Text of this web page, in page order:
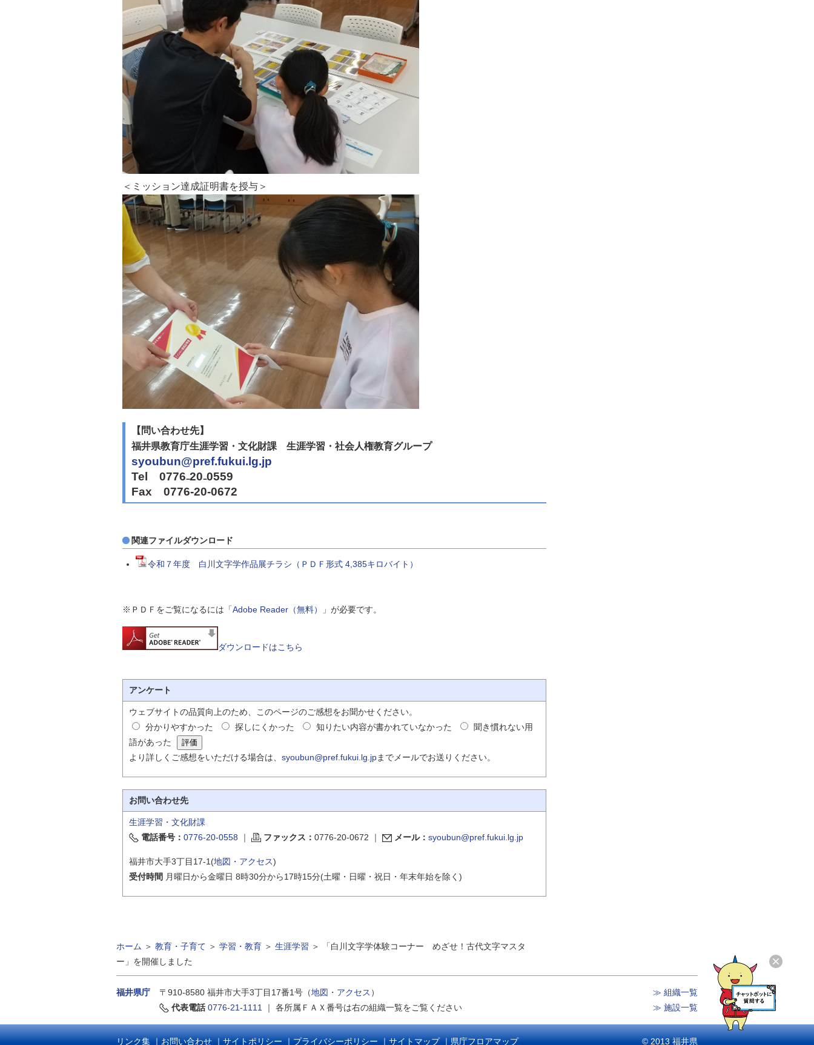
＜ミッション達成証明書を授与＞
【問い合わせ先】
福井県教育庁生涯学習・文化財課 生涯学習・社会人権教育グループ
syoubun@pref.fukui.lg.jp
Tel 0776₋20₋0559
Fax 0776-20-0672
関連ファイルダウンロード
令和７年度 白川文字学作品展チラシ（ＰＤＦ形式 4,385キロバイト）
※ＰＤＦをご覧になるには「Adobe Reader（無料） 」が必要です。
ダウンロードはこちら
アンケート
ウェブサイトの品質向上のため、このページのご感想をお聞かせください。
分かりやすかった
探しにくかった 知りたい内容が書かれていなかった
聞き慣れない用
語があった
より詳しくご感想をいただける場合は、 syoubun@pref.fukui.lg.jpまでメールでお送りください。
お問い合わせ先
生涯学習・文化財課
電話番号： 0776-20-0558 ｜ ファックス： 0776-20-0672 ｜ メール： syoubun@pref.fukui.lg.jp
福井市大手3丁目17-1(地図・アクセス)
受付時間 月曜日から金曜日 8時30分から17時15分(土曜・日曜・祝日・年末年始を除く)
ホーム ＞ 教育・子育て ＞ 学習・教育 ＞ 生涯学習 ＞
「白川文字学体験コーナー めざせ！古代文字マスタ
ー」を開催しました
福井県庁 〒910-8580 福井市大手3丁目17番1号（地図・アクセス ）
代表電話 0776-21-1111 ｜ 各所属ＦＡＸ番号は右の組織一覧をご覧ください
≫ 組織一覧
≫ 施設一覧
リンク集｜お問い合わせ｜サイトポリシー｜プライバシーポリシー｜サイトマップ｜県庁フロアマップ © 2013 福井県